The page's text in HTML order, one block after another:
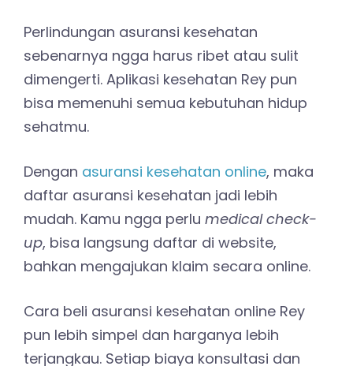
Perlindungan asuransi kesehatan
sebenarnya ngga harus ribet atau sulit
dimengerti. Aplikasi kesehatan Rey pun
bisa memenuhi semua kebutuhan hidup
sehatmu.
Dengan asuransi kesehatan online, maka
daftar asuransi kesehatan jadi lebih
mudah. Kamu ngga perlu medical check-
up, bisa langsung daftar di website,
bahkan mengajukan klaim secara online.
Cara beli asuransi kesehatan online Rey
pun lebih simpel dan harganya lebih
terjangkau. Setiap biaya konsultasi dan